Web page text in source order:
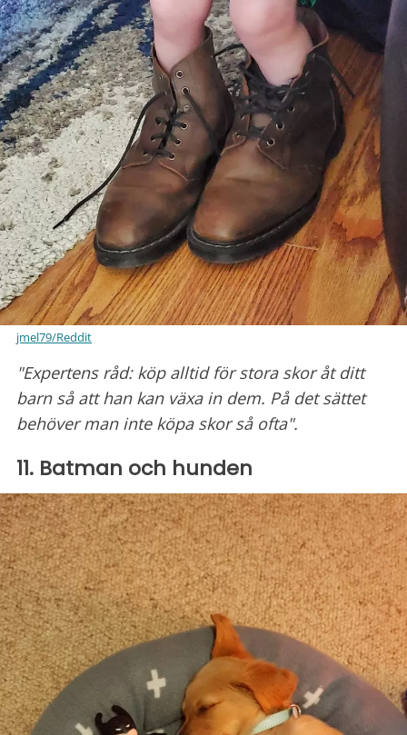
jmel79/Reddit
"Expertens råd: köp alltid för stora skor åt ditt
barn så att han kan växa in dem. På det sättet
behöver man inte köpa skor så ofta".
11. Batman och hunden